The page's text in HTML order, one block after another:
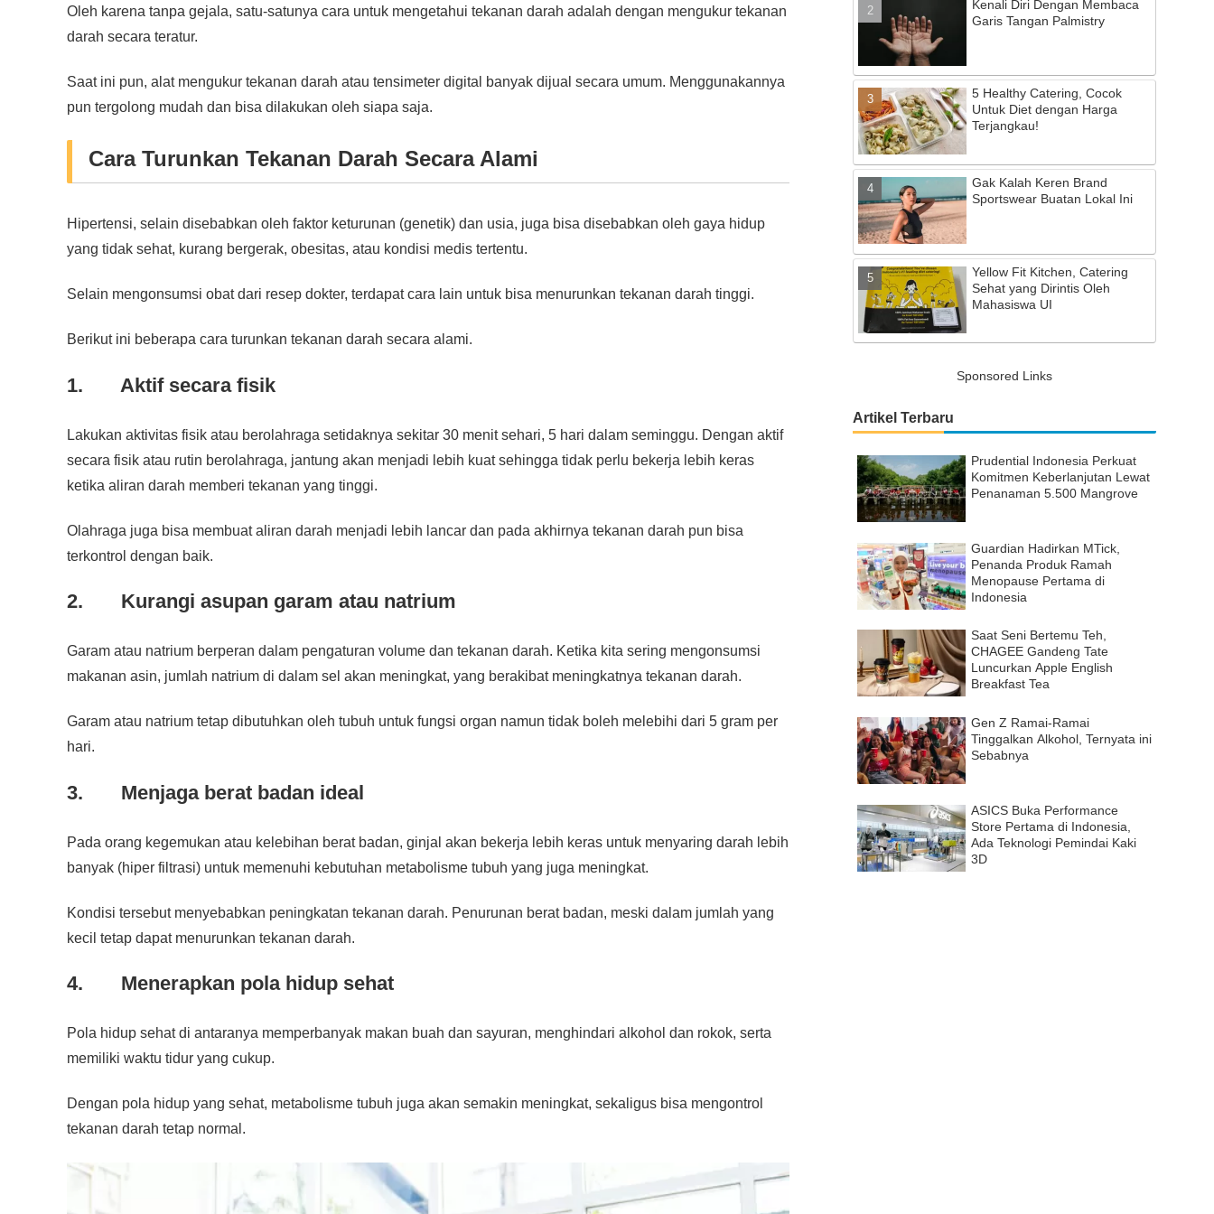
Oleh karena tanpa gejala, satu-satunya cara untuk mengetahui tekanan darah adalah dengan mengukur tekanan
darah secara teratur.
Saat ini pun, alat mengukur tekanan darah atau tensimeter digital banyak dijual secara umum. Menggunakannya
pun tergolong mudah dan bisa dilakukan oleh siapa saja.
Cara Turunkan Tekanan Darah Secara Alami
Hipertensi, selain disebabkan oleh faktor keturunan (genetik) dan usia, juga bisa disebabkan oleh gaya hidup
yang tidak sehat, kurang bergerak, obesitas, atau kondisi medis tertentu.
Selain mengonsumsi obat dari resep dokter, terdapat cara lain untuk bisa menurunkan tekanan darah tinggi.
Berikut ini beberapa cara turunkan tekanan darah secara alami.
1. Aktif secara fisik
Lakukan aktivitas fisik atau berolahraga setidaknya sekitar 30 menit sehari, 5 hari dalam seminggu. Dengan aktif
secara fisik atau rutin berolahraga, jantung akan menjadi lebih kuat sehingga tidak perlu bekerja lebih keras
ketika aliran darah memberi tekanan yang tinggi.
Olahraga juga bisa membuat aliran darah menjadi lebih lancar dan pada akhirnya tekanan darah pun bisa
terkontrol dengan baik.
2. Kurangi asupan garam atau natrium
Garam atau natrium berperan dalam pengaturan volume dan tekanan darah. Ketika kita sering mengonsumsi
makanan asin, jumlah natrium di dalam sel akan meningkat, yang berakibat meningkatnya tekanan darah.
Garam atau natrium tetap dibutuhkan oleh tubuh untuk fungsi organ namun tidak boleh melebihi dari 5 gram per
hari.
3. Menjaga berat badan ideal
Pada orang kegemukan atau kelebihan berat badan, ginjal akan bekerja lebih keras untuk menyaring darah lebih
banyak (hiper filtrasi) untuk memenuhi kebutuhan metabolisme tubuh yang juga meningkat.
Kondisi tersebut menyebabkan peningkatan tekanan darah. Penurunan berat badan, meski dalam jumlah yang
kecil tetap dapat menurunkan tekanan darah.
4. Menerapkan pola hidup sehat
Pola hidup sehat di antaranya memperbanyak makan buah dan sayuran, menghindari alkohol dan rokok, serta
memiliki waktu tidur yang cukup.
Dengan pola hidup yang sehat, metabolisme tubuh juga akan semakin meningkat, sekaligus bisa mengontrol
tekanan darah tetap normal.
Kenali Diri Dengan Membaca
Garis Tangan Palmistry
5 Healthy Catering, Cocok
Untuk Diet dengan Harga
Terjangkau!
Gak Kalah Keren Brand
Sportswear Buatan Lokal Ini
Yellow Fit Kitchen, Catering
Sehat yang Dirintis Oleh
Mahasiswa UI
Sponsored Links
Artikel Terbaru
Prudential Indonesia Perkuat
Komitmen Keberlanjutan Lewat
Penanaman 5.500 Mangrove
Guardian Hadirkan MTick,
Penanda Produk Ramah
Menopause Pertama di
Indonesia
Saat Seni Bertemu Teh,
CHAGEE Gandeng Tate
Luncurkan Apple English
Breakfast Tea
Gen Z Ramai-Ramai
Tinggalkan Alkohol, Ternyata ini
Sebabnya
ASICS Buka Performance
Store Pertama di Indonesia,
Ada Teknologi Pemindai Kaki
3D